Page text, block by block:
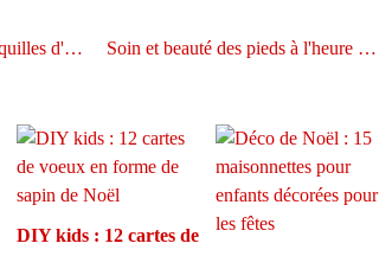
DIY Pâques : 8 techniques pour écrire sur les coquilles d'oeufs Soin et beauté des pieds à l'heure d'été
DIY kids : 12 cartes de